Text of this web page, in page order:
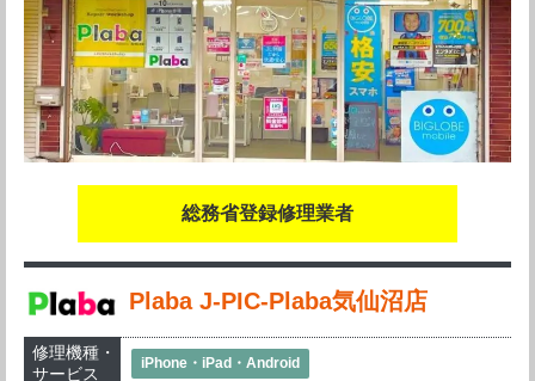
総務省登録修理業者
Plaba J-PIC-Plaba気仙沼店
修理機種・
サービス
iPhone・iPad・Android